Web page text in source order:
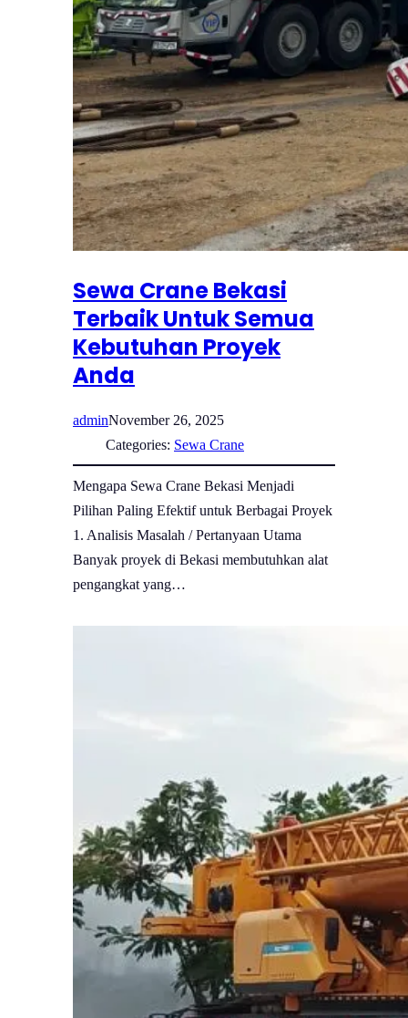
Sewa Crane Bekasi
Terbaik Untuk Semua
Kebutuhan Proyek
Anda
adminNovember 26, 2025
Categories: Sewa Crane
Mengapa Sewa Crane Bekasi Menjadi
Pilihan Paling Efektif untuk Berbagai Proyek
1. Analisis Masalah / Pertanyaan Utama
Banyak proyek di Bekasi membutuhkan alat
pengangkat yang…